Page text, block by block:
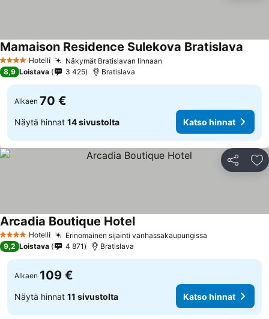
4 Tähtiluokitus
Hotelli Näkymät Bratislavan linnaan
Mamaison Residence Sulekova Bratislava
8,9 Loistava 3 425 Bratislava
Alkaen 70 €
Näytä hinnat 14 sivustolta Katso hinnat
Jaa
4 Tähtiluokitus
Hotelli Erinomainen sijainti vanhassakaupungissa
Arcadia Boutique Hotel
9,2 Loistava 4 871 Bratislava
Alkaen 109 €
Näytä hinnat 11 sivustolta Katso hinnat